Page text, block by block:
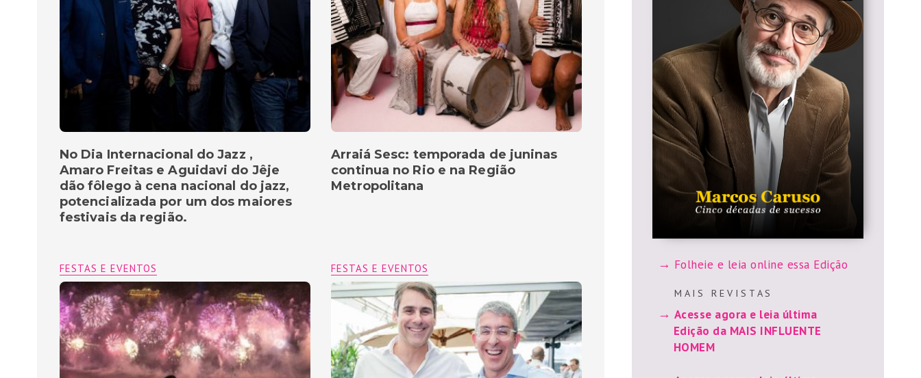
Arraiá Sesc: temporada de juninas
continua no Rio e na Região
Metropolitana
No Dia Internacional do Jazz ,
Amaro Freitas e Aguidavi do Jêje
dão fôlego à cena nacional do jazz,
potencializada por um dos maiores
festivais da região.
FESTAS E EVENTOS
FESTAS E EVENTOS Folheie e leia online essa Edição
M A I S R E V I S T A S
Acesse agora e leia última
Edição da MAIS INFLUENTE
HOMEM